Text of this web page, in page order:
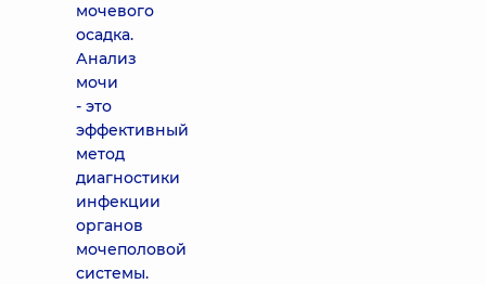
мочевого
осадка.
Анализ
мочи
- это
эффективный
метод
диагностики
инфекции
органов
мочеполовой
системы.